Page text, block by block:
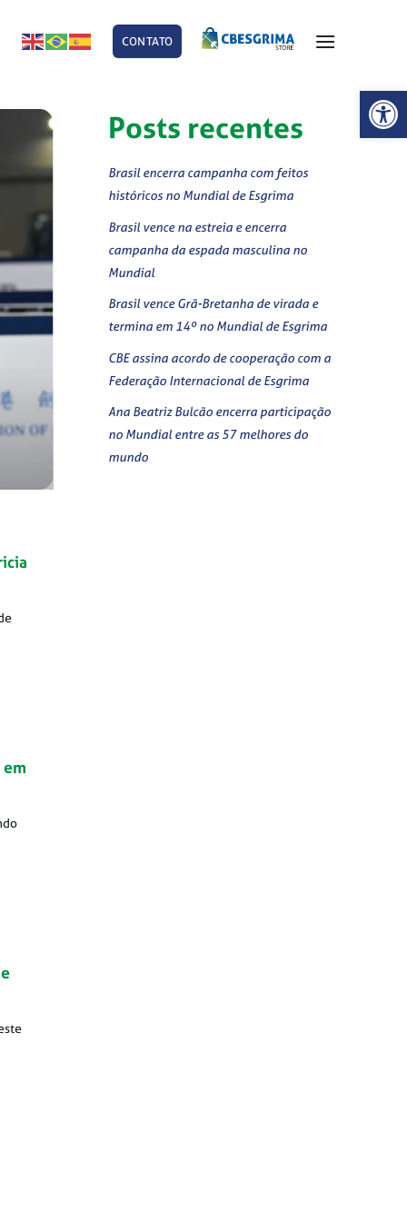
Abrir
CONTATO
Posts recentes
Brasil encerra campanha com feitos
históricos no Mundial de Esgrima
Brasil vence na estreia e encerra
campanha da espada masculina no
Mundial
Brasil vence Grã-Bretanha de virada e
termina em 14º no Mundial de Esgrima
CBE assina acordo de cooperação com a
Federação Internacional de Esgrima
Ana Beatriz Bulcão encerra participação
no Mundial entre as 57 melhores do
mundo